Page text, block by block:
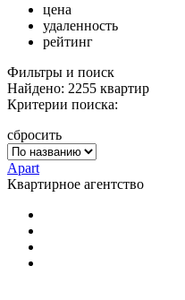
цена
удаленность
рейтинг
Фильтры и поиск
Найдено: 2255 квартир
Критерии поиска:
сбросить
Apart
Квартирное агентство